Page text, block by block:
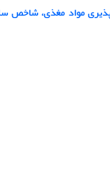
مواد مغذی،